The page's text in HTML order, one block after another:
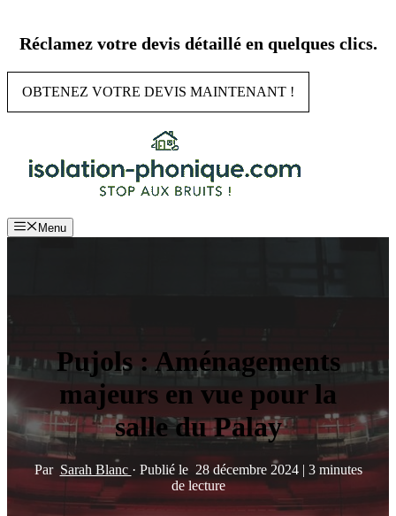
contenu
Réclamez votre devis détaillé en quelques clics.
OBTENEZ VOTRE DEVIS MAINTENANT !
Menu
Pujols : Aménagements
majeurs en vue pour la
salle du Palay
Par Sarah Blanc · Publié le 28 décembre 2024 | 3 minutes
de lecture